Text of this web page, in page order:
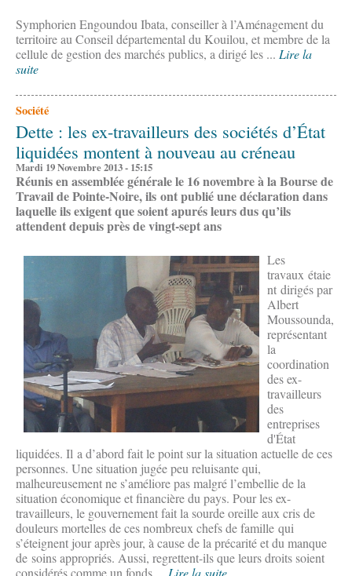
Symphorien Engoundou Ibata, conseiller à l’Aménagement du
territoire au Conseil départemental du Kouilou, et membre de la
cellule de gestion des marchés publics, a dirigé les ... Lire la
suite
Société
Dette : les ex-travailleurs des sociétés d’État
liquidées montent à nouveau au créneau
Mardi 19 Novembre 2013 - 15:15
Réunis en assemblée générale le 16 novembre à la Bourse de
Travail de Pointe-Noire, ils ont publié une déclaration dans
laquelle ils exigent que soient apurés leurs dus qu’ils
attendent depuis près de vingt-sept ans
Les
travaux étaie
nt dirigés par
Albert
Moussounda,
représentant
la
coordination
des ex-
travailleurs
des
entreprises
d'État
liquidées. Il a d’abord fait le point sur la situation actuelle de ces
personnes. Une situation jugée peu reluisante qui,
malheureusement ne s’améliore pas malgré l’embellie de la
situation économique et financière du pays. Pour les ex-
travailleurs, le gouvernement fait la sourde oreille aux cris de
douleurs mortelles de ces nombreux chefs de famille qui
s’éteignent jour après jour, à cause de la précarité et du manque
de soins appropriés. Aussi, regrettent-ils que leurs droits soient
considérés comme un fonds ... Lire la suite